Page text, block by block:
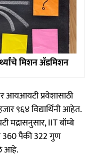
मिशन ॲडमिशन
आयआयटी प्रवेशासाठी
९६४ विद्यार्थिनी आहेत.
मद्रासनुसार, IIT बॉम्बे
360 पैकी 322 गुण
आहे.